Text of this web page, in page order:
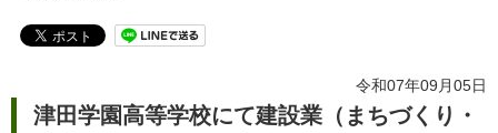
令和07年09月05日
津田学園高等学校にて建設業（まちづくり・